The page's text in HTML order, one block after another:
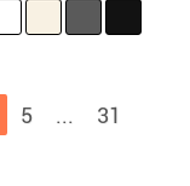
5 ... 31